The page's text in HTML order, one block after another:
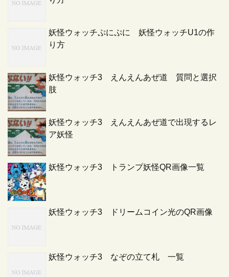
妖怪ウォッチぷにぷに 妖怪ウォッチU1の作
り方
妖怪ウォッチ3 えんえんあぜ道 質問と選択
肢
妖怪ウォッチ3 えんえんあぜ道で出現するレ
ア妖怪
妖怪ウォッチ3 トランプ妖怪QR画像一覧
妖怪ウォッチ3 ドリームコイン光のQR画像
妖怪ウォッチ3 なぞの立て札 一覧